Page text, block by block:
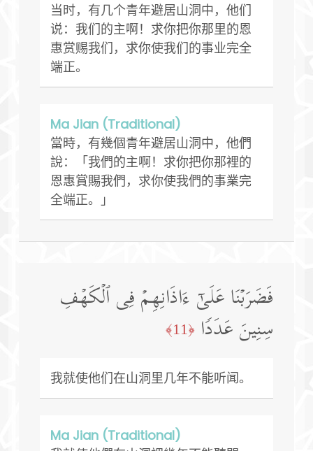
当时，有几个青年避居山洞中，他们
说：我们的主啊！求你把你那里的恩
惠赏赐我们，求你使我们的事业完全
端正。
Ma Jian (Traditional)
當時，有幾個青年避居山洞中，他們
說：「我們的主啊！求你把你那裡的
恩惠賞賜我們，求你使我們的事業完
全端正。」
فَضَرَبۡنَا عَلَىٰۤ ءَاذَانِهِمۡ فِی ٱلۡكَهۡفِ
سِنِینَ عَدَدࣰا ﴿11﴾
我就使他们在山洞里几年不能听闻。
Ma Jian (Traditional)